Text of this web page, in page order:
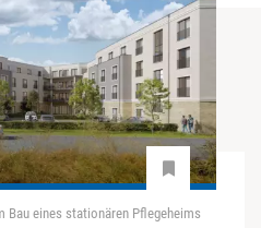
Bau eines stationären Pflegeheims